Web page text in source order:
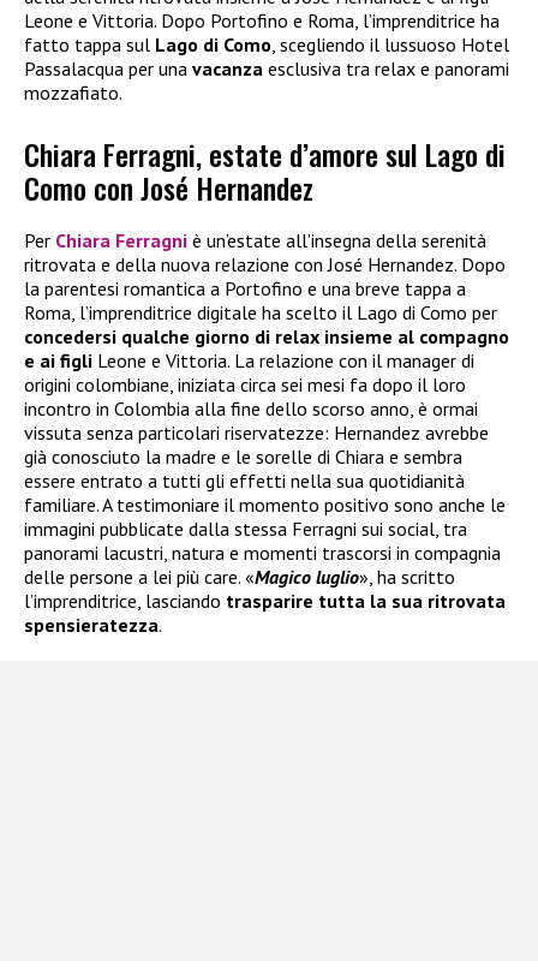
Leone e Vittoria. Dopo Portofino e Roma, l’imprenditrice ha
fatto tappa sul Lago di Como, scegliendo il lussuoso Hotel
Passalacqua per una vacanza esclusiva tra relax e panorami
mozzafiato.
Chiara Ferragni, estate d’amore sul Lago di
Como con José Hernandez
Per Chiara Ferragni è un’estate all’insegna della serenità
ritrovata e della nuova relazione con José Hernandez. Dopo
la parentesi romantica a Portofino e una breve tappa a
Roma, l’imprenditrice digitale ha scelto il Lago di Como per
concedersi qualche giorno di relax insieme al compagno
e ai figli Leone e Vittoria. La relazione con il manager di
origini colombiane, iniziata circa sei mesi fa dopo il loro
incontro in Colombia alla fine dello scorso anno, è ormai
vissuta senza particolari riservatezze: Hernandez avrebbe
già conosciuto la madre e le sorelle di Chiara e sembra
essere entrato a tutti gli effetti nella sua quotidianità
familiare. A testimoniare il momento positivo sono anche le
immagini pubblicate dalla stessa Ferragni sui social, tra
panorami lacustri, natura e momenti trascorsi in compagnia
delle persone a lei più care. «Magico luglio», ha scritto
l’imprenditrice, lasciando trasparire tutta la sua ritrovata
spensieratezza.